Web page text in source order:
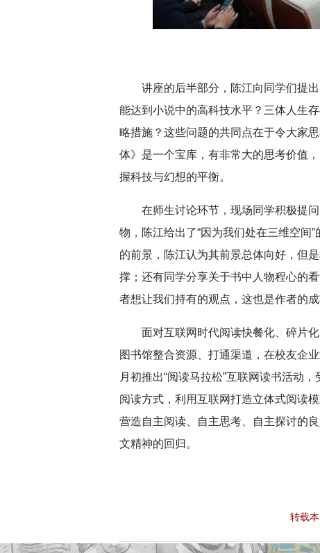
讲座的后半部分，陈江向同学们提
能达到小说中的高科技水平？三体人生
略措施？这些问题的共同点在于令大家
体》是一个宝库，有非常大的思考价值
握科技与幻想的平衡。
在师生讨论环节，现场同学积极提
物，陈江给出了“因为我们处在三维空间
的前景，陈江认为其前景总体向好，但
撑；还有同学分享关于书中人物程心的
者想让我们持有的观点，这也是作者的成
面对互联网时代阅读快餐化、碎片
图书馆整合资源、打通渠道，在校友企
月初推出“阅读马拉松”互联网读书活动
阅读方式，利用互联网打造立体式阅读
营造自主阅读、自主思考、自主探讨的
文精神的回归。
转载